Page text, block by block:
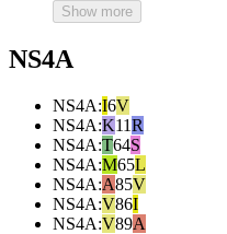
Show more
NS4A
NS4A:I6V
NS4A:K11R
NS4A:T64S
NS4A:M65L
NS4A:A85V
NS4A:V86I
NS4A:V89A